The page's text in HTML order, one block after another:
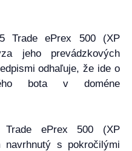
Trade ePrex 500 (XP
jeho prevádzkových
odhaľuje, že ide o
bota v doméne
Trade ePrex 500 (XP
navrhnutý s pokročilými